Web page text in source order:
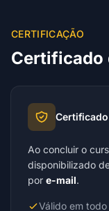
CERTIFICAÇÃO
Certificado
Ao concluir o
disponibilizado
por e-mail.
Válido em